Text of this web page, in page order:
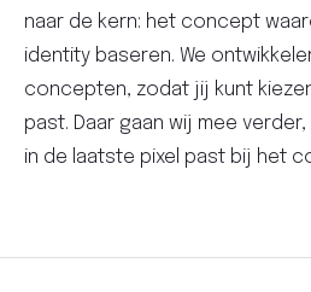
naar de kern: het concept
identity baseren. We
concepten, zodat jij kunt
past. Daar gaan wij mee
in de laatste pixel past bij het